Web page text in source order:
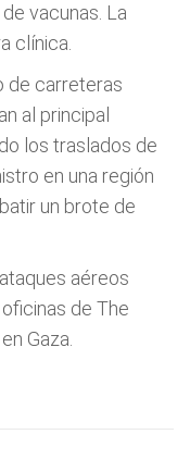
vacunas. La
clínica.
de carreteras
al principal
los traslados de
en una región
un brote de
aéreos
de The
Gaza.